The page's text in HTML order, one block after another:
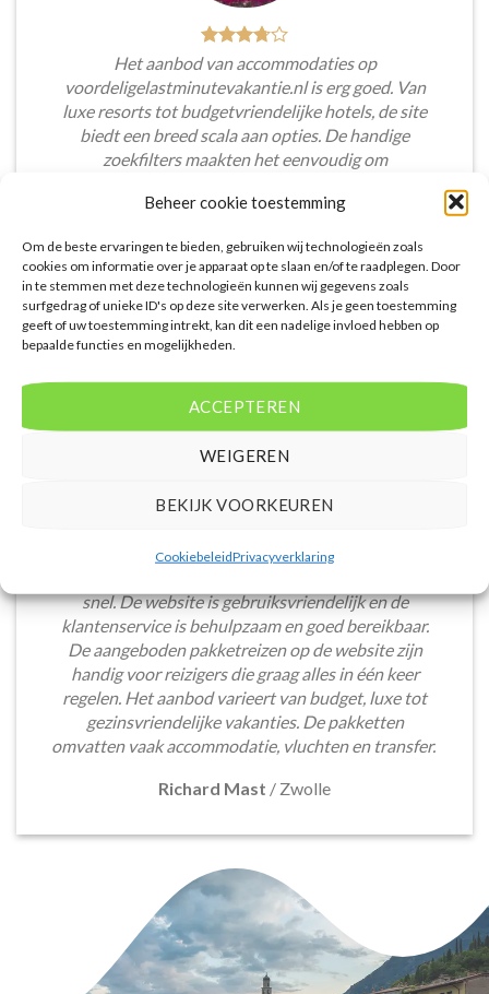
Beheer cookie toestemming
Om de beste ervaringen te bieden, gebruiken wij technologieën zoals
cookies om informatie over je apparaat op te slaan en/of te raadplegen. Door
in te stemmen met deze technologieën kunnen wij gegevens zoals
surfgedrag of unieke ID's op deze site verwerken. Als je geen toestemming
geeft of uw toestemming intrekt, kan dit een nadelige invloed hebben op
bepaalde functies en mogelijkheden.
ACCEPTEREN
WEIGEREN
BEKIJK VOORKEUREN
CookiebeleidPrivacyverklaring
Het aanbod van accommodaties op
voordeligelastminutevakantie.nl is erg goed. Van
luxe resorts tot budgetvriendelijke hotels, de site
biedt een breed scala aan opties. De handige
zoekfilters maakten het eenvoudig om
voorkeuren en budget.
Tim Beukers/Tilburg
Het boeken van een lastminute vakantie via
snel. De website is gebruiksvriendelijk en de
klantenservice is behulpzaam en goed bereikbaar.
De aangeboden pakketreizen op de website zijn
handig voor reizigers die graag alles in één keer
regelen. Het aanbod varieert van budget, luxe tot
gezinsvriendelijke vakanties. De pakketten
omvatten vaak accommodatie, vluchten en transfer.
Richard Mast / Zwolle